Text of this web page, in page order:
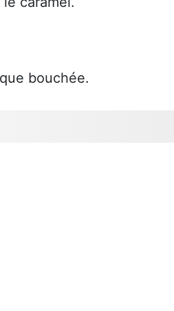
bouchée.